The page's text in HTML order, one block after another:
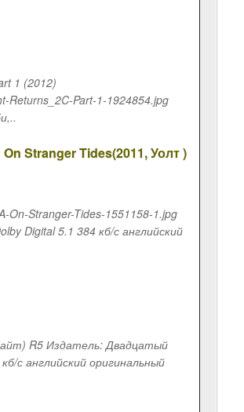
1 (2012)
Returns_2C-Part-1-1924854.jpg
Stranger Tides(2011, Уолт )
On-Stranger-Tides-1551158-1.jpg
Digital 5.1 384 кб/с английский
R5 Издатель: Двадцатый
с английский оригинальный